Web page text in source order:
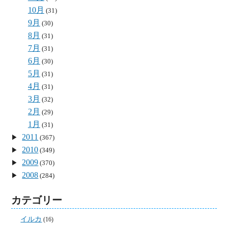
10月 (31)
9月 (30)
8月 (31)
7月 (31)
6月 (30)
5月 (31)
4月 (31)
3月 (32)
2月 (29)
1月 (31)
2011 (367)
2010 (349)
2009 (370)
2008 (284)
カテゴリー
イルカ (16)